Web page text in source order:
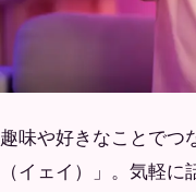
趣味や好きなことでつ
（イェイ）」。気軽に